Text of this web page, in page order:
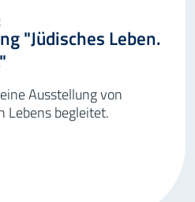
"Jüdisches Leben.
Ausstellung von
Lebens begleitet.